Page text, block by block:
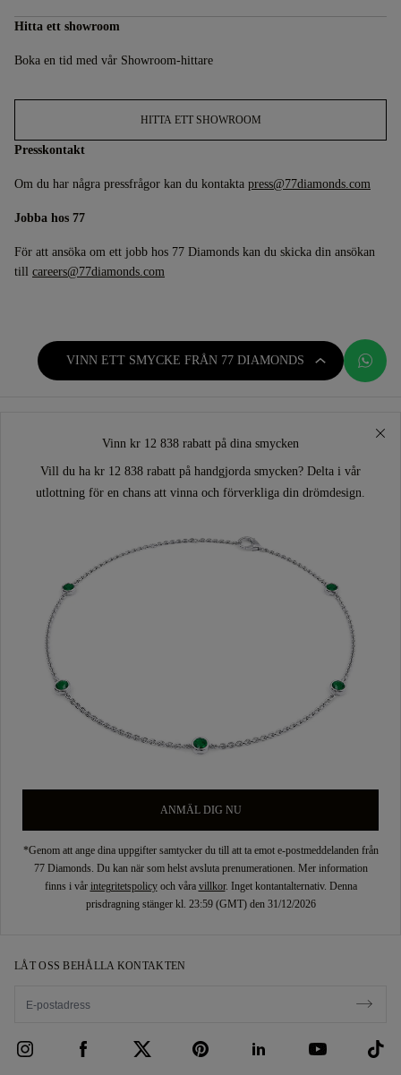
Hitta ett showroom
Boka en tid med vår Showroom-hittare
HITTA ETT SHOWROOM
Presskontakt
Om du har några pressfrågor kan du kontakta press@77diamonds.com
Jobba hos 77
För att ansöka om ett jobb hos 77 Diamonds kan du skicka din ansökan
till careers@77diamonds.com
VINN ETT SMYCKE FRÅN 77 DIAMONDS
Vinn kr 12 838 rabatt på dina smycken
Vill du ha kr 12 838 rabatt på handgjorda smycken? Delta i vår
utlottning för en chans att vinna och förverkliga din drömdesign.
ANMÄL DIG NU
*Genom att ange dina uppgifter samtycker du till att ta emot e-postmeddelanden från
77 Diamonds. Du kan när som helst avsluta prenumerationen. Mer information
finns i vår integritetspolicyoch våra villkor. Inget kontantalternativ. Denna
prisdragning stänger kl. 23:59 (GMT) den 31/12/2026
LÅT OSS BEHÅLLA KONTAKTEN